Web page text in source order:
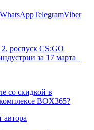
WhatsAppTelegramViber
роспуск CS:GO
за 17 марта
со скидкой в
BOX365?
автора